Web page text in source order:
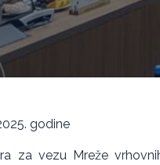
godine
za vezu Mreže